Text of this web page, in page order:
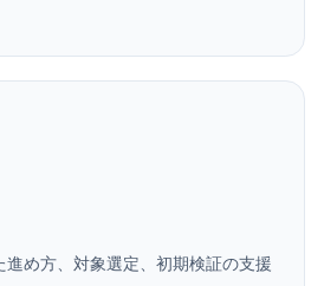
進め方、対象選定、初期検証の支援